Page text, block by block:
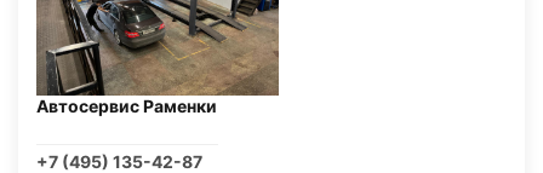
Автосервис Раменки
+7 (495) 135-42-87